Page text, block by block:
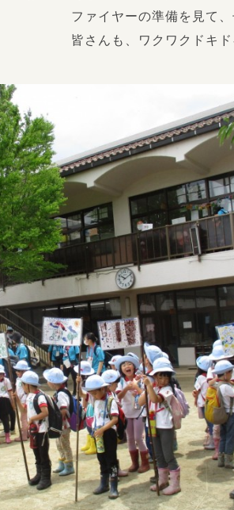
ファイヤーの準備を見て
皆さんも、ワクワクドキ